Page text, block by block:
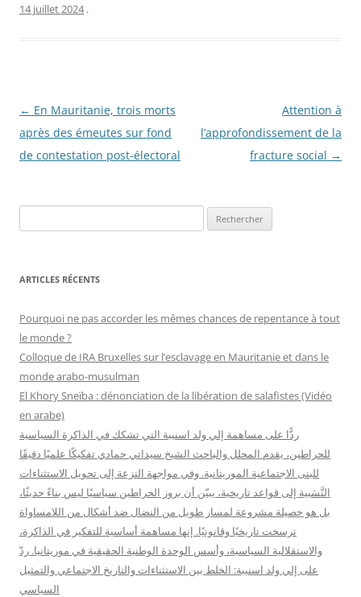
14 juillet 2024 .
Navigation
des
articles
← En Mauritanie, trois morts
après des émeutes sur fond
de contestation post-électoral
Attention à
l’approfondissement de la
fracture social →
e
h
r
c
h
r
ARTICLES RÉCENTS
Pourquoi ne pas accorder les mêmes chances de repentance à tout
le monde ?
Colloque de IRA Bruxelles sur l’esclavage en Mauritanie et dans le
monde arabo-musulman
El Khory Sneïba : dénonciation de la libération de salafistes (Vidéo
en arabe)
ردًّا على مساهمة إلي ولد اسنيبة التي تشكك في الذاكرة السياسية
للحراطين، يقدم المحلل والباحث الشيخ سيداتي حمادي تفكيكًا علميًا دقيقًا
للبنى الاجتماعية الموريتانية. وفي مواجهة النزعة إلى تحويل الاستثناءات
النَّسَبية إلى قواعد تاريخية، يبيّن أن بروز الحراطين سياسيًا ليس بناءً حديثًا،
بل هو حصيلة مشروعة لمسار طويل من النضال ضد أشكال من اللامساواة
ترسخت تاريخيًا وقانونيًا. إنها مساهمة أساسية للتفكير في الذاكرة،
والاستقلالية السياسية، وأسس الوحدة الوطنية الحقيقية في موريتانيا. ردّ
على إلي ولد اسنيبة: الخلط بين الاستثناءات والتاريخ الاجتماعي والتمثيل
السياسي